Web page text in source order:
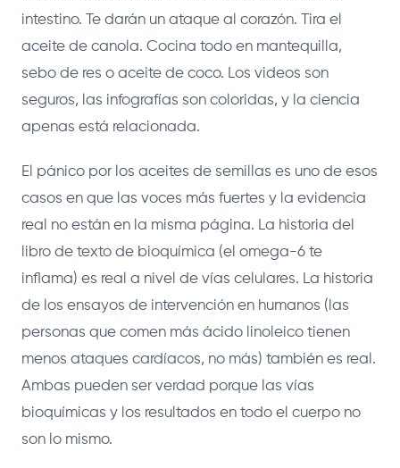
intestino. Te darán un ataque al corazón. Tira el
aceite de canola. Cocina todo en mantequilla,
sebo de res o aceite de coco. Los videos son
seguros, las infografías son coloridas, y la ciencia
apenas está relacionada.
El pánico por los aceites de semillas es uno de esos
casos en que las voces más fuertes y la evidencia
real no están en la misma página. La historia del
libro de texto de bioquímica (el omega-6 te
inflama) es real a nivel de vías celulares. La historia
de los ensayos de intervención en humanos (las
personas que comen más ácido linoleico tienen
menos ataques cardíacos, no más) también es real.
Ambas pueden ser verdad porque las vías
bioquímicas y los resultados en todo el cuerpo no
son lo mismo.